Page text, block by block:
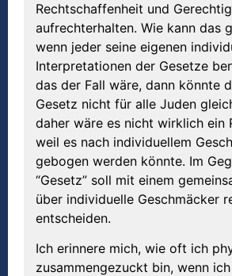
Rechtschaffenheit und
aufrechterhalten. Wie kann das
wenn jeder seine eigenen
Interpretationen der Gesetze
das der Fall wäre, dann könnte
Gesetz nicht für alle Juden
daher wäre es nicht wirklich ein
weil es nach individuellem
gebogen werden könnte. Im
“Gesetz” soll mit einem
über individuelle Geschmäcker
entscheiden.
Ich erinnere mich, wie oft ich
zusammengezuckt bin, wenn